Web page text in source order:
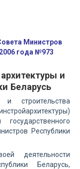
Министров
года №973
и
Беларусь
строительства
Республики
деятельности
Беларусь,